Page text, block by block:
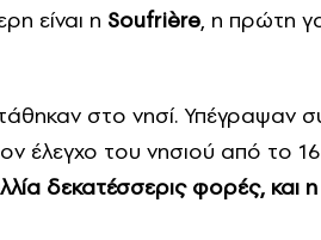
είναι η Soufrière, η πρώτη
στο νησί. Υπέγραψαν
έλεγχο του νησιού από το
δεκατέσσερις φορές, και η